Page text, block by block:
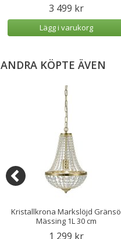
3 499 kr
Lägg i varukorg
ANDRA KÖPTE ÄVEN
Kristallkrona Markslöjd Gränsö
Mässing 1L 30 cm
1 299 kr